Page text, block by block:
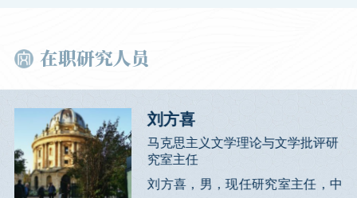
在职研究人员
刘方喜
马克思主义文学理论与文学批评研
究室主任
刘方喜，男，现任研究室主任，中